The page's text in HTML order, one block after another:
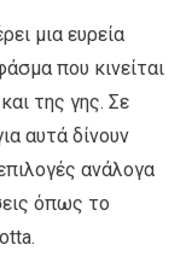
μια ευρεία
που κινείται
της γης. Σε
αυτά δίνουν
ανάλογα
όπως το